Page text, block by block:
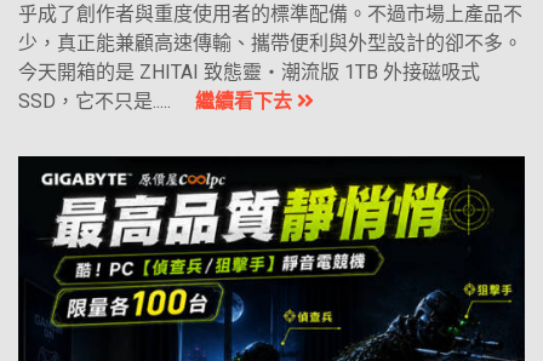
乎成了創作者與重度使用者的標準配備。不過市場上產品不
少，真正能兼顧高速傳輸、攜帶便利與外型設計的卻不多。
今天開箱的是 ZHITAI 致態靈・潮流版 1TB 外接磁吸式
SSD，它不只是..... 繼續看下去